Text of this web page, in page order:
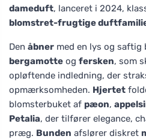
dameduft, lanceret i 2024,
blomstret-frugtige
Den åbner med en lys og saftig
bergamotte og fersken, som
opløftende indledning, der
opmærksomheden. Hjertet
blomsterbuket af pæon,
Petalia, der tilfører elegance,
præg. Bunden afslører diskret